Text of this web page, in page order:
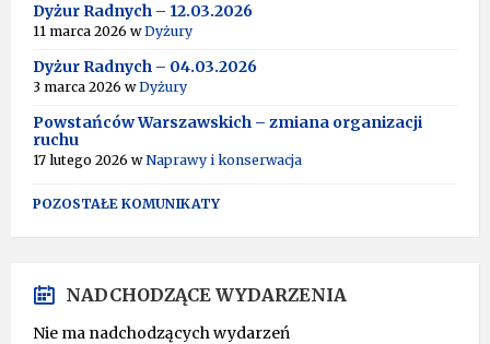
Dyżur Radnych – 12.03.2026
11 marca 2026 wDyżury
Dyżur Radnych – 04.03.2026
3 marca 2026 wDyżury
Powstańców Warszawskich – zmiana organizacji
ruchu
17 lutego 2026 wNaprawy i konserwacja
POZOSTAŁE KOMUNIKATY
NADCHODZĄCE WYDARZENIA
Nie ma nadchodzących wydarzeń